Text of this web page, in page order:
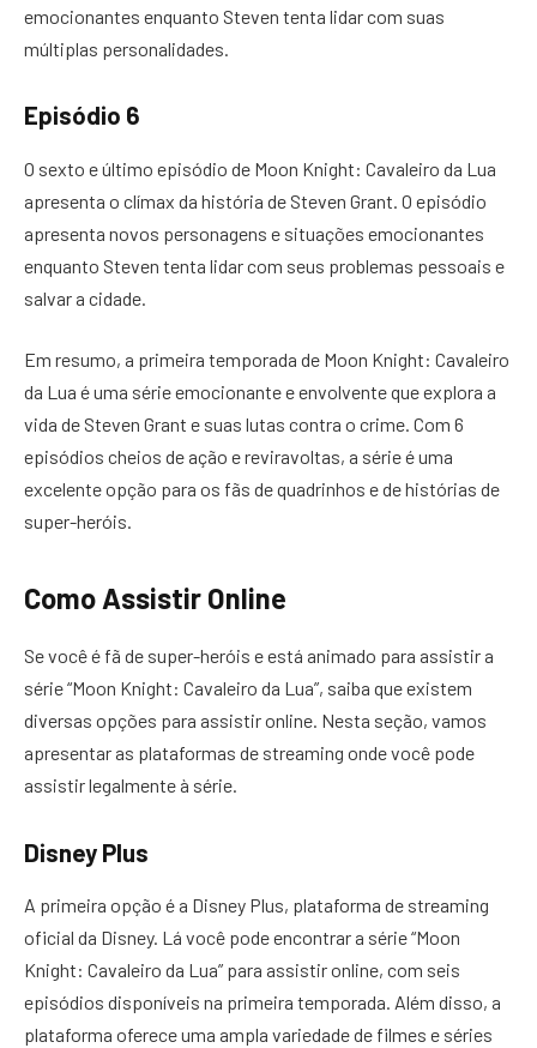
emocionantes enquanto Steven tenta lidar com suas
múltiplas personalidades.
Episódio 6
O sexto e último episódio de Moon Knight: Cavaleiro da Lua
apresenta o clímax da história de Steven Grant. O episódio
apresenta novos personagens e situações emocionantes
enquanto Steven tenta lidar com seus problemas pessoais e
salvar a cidade.
Em resumo, a primeira temporada de Moon Knight: Cavaleiro
da Lua é uma série emocionante e envolvente que explora a
vida de Steven Grant e suas lutas contra o crime. Com 6
episódios cheios de ação e reviravoltas, a série é uma
excelente opção para os fãs de quadrinhos e de histórias de
super-heróis.
Como Assistir Online
Se você é fã de super-heróis e está animado para assistir a
série “Moon Knight: Cavaleiro da Lua”, saiba que existem
diversas opções para assistir online. Nesta seção, vamos
apresentar as plataformas de streaming onde você pode
assistir legalmente à série.
Disney Plus
A primeira opção é a Disney Plus, plataforma de streaming
oficial da Disney. Lá você pode encontrar a série “Moon
Knight: Cavaleiro da Lua” para assistir online, com seis
episódios disponíveis na primeira temporada. Além disso, a
plataforma oferece uma ampla variedade de filmes e séries